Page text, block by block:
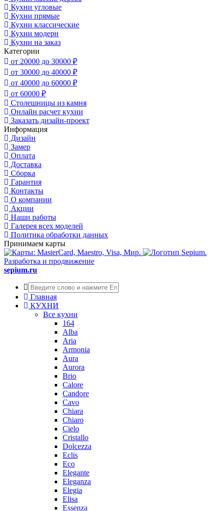
Кухни угловые
Кухни прямые
Кухни классические
Кухни модерн
Кухни на заказ
Категории
от 20000 до 30000 ₽
от 30000 до 40000 ₽
от 40000 до 60000 ₽
от 60000 ₽
Столешницы из камня
Онлайн расчет кухни
Заказать дизайн-проект
Информация
Дизайн
Замер
Оплата
Доставка
Сборка
Гарантия
Контакты
О компании
Акции
Наши работы
Галерея всех моделей
Политика обработки данных
Принимаем карты
Разработка и продвижение
sepium.ru
Главная
КУХНИ
Все кухни
164
Alba
Aria
Armonia
Aura
Aurora
Brio
Calore
Candore
Cavo
Chiara
Chiaro
Cielo
Cristallo
Dolcezza
Eclis
Eco
Elegante
Eleganza
Elegia
Elisa
Essenza